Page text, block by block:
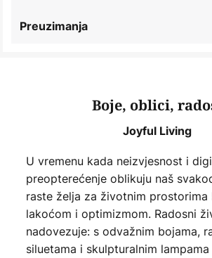
Preuzimanja
Boje, oblici,
Joyful Living
U vremenu kada neizvjesnost i
preopterećenje oblikuju naš
raste želja za životnim prostorima
lakoćom i optimizmom. Radosni
nadovezuje: s odvažnim bojama,
siluetama i skulpturalnim